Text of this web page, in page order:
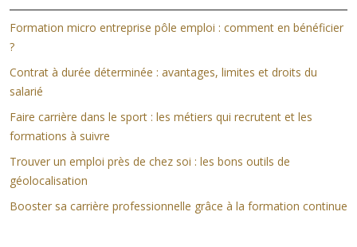
Formation micro entreprise pôle emploi : comment en bénéficier
?
Contrat à durée déterminée : avantages, limites et droits du
salarié
Faire carrière dans le sport : les métiers qui recrutent et les
formations à suivre
Trouver un emploi près de chez soi : les bons outils de
géolocalisation
Booster sa carrière professionnelle grâce à la formation continue